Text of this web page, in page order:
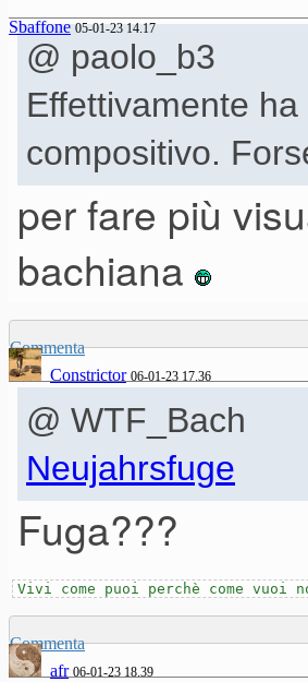
Sbaffone 05-01-23 14.17
@ paolo_b3
Effettivamente
compositivo.
per fare più
bachiana
Commenta
Constrictor 06-01-23 17.36
@ WTF_Bach
Neujahrsfuge
Fuga???
Vivi come puoi perchè come vuoi
Commenta
afr 06-01-23 18.39